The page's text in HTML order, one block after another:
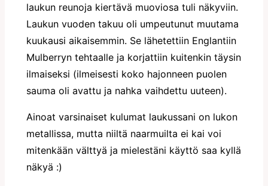
laukun reunoja kiertävä muoviosa tuli näkyviin.
Laukun vuoden takuu oli umpeutunut muutama
kuukausi aikaisemmin. Se lähetettiin Englantiin
Mulberryn tehtaalle ja korjattiin kuitenkin täysin
ilmaiseksi (ilmeisesti koko hajonneen puolen
sauma oli avattu ja nahka vaihdettu uuteen).
Ainoat varsinaiset kulumat laukussani on lukon
metallissa, mutta niiltä naarmuilta ei kai voi
mitenkään välttyä ja mielestäni käyttö saa kyllä
näkyä :)